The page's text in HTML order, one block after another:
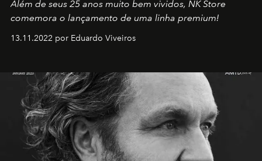
Além de seus 25 anos muito bem vividos, NK Store
comemora o lançamento de uma linha premium!
13.11.2022 por Eduardo Viveiros